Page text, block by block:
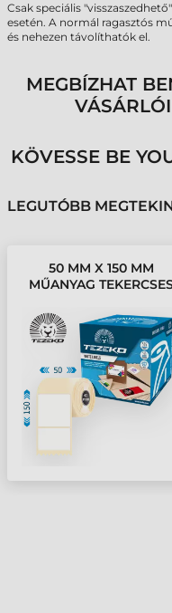
Csak speciális
esetén. A normál ragasztós
és nehezen távolíthatók el.
MEGBÍZHAT
KÖVESSE BE
LEGUTÓBB
50 MM X 150 MM
MŰANYAG
200 CÍMKE/TEKERCS )